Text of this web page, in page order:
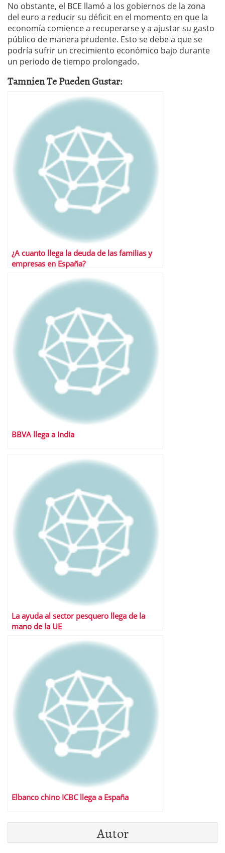
No obstante, el BCE llamó a los gobiernos de la zona
del euro a reducir su déficit en el momento en que la
economía comience a recuperarse y a ajustar su gasto
público de manera prudente. Esto se debe a que se
podría sufrir un crecimiento económico bajo durante
un periodo de tiempo prolongado.
Tamnien Te Pueden Gustar:
¿A cuanto llega la deuda de las familias y
empresas en España?
BBVA llega a India
La ayuda al sector pesquero llega de la
mano de la UE
Elbanco chino ICBC llega a España
Autor